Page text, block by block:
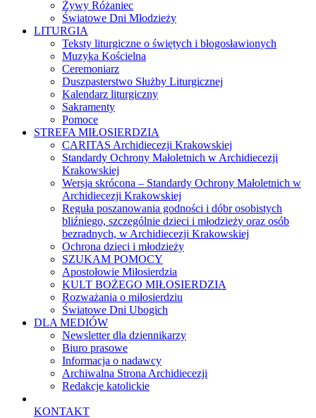
Żywy Różaniec
Światowe Dni Młodzieży
LITURGIA
Teksty liturgiczne o świętych i błogosławionych
Muzyka Kościelna
Ceremoniarz
Duszpasterstwo Służby Liturgicznej
Kalendarz liturgiczny
Sakramenty
Pomoce
STREFA MIŁOSIERDZIA
CARITAS Archidiecezji Krakowskiej
Standardy Ochrony Małoletnich w Archidiecezji
Krakowskiej
Wersja skrócona – Standardy Ochrony Małoletnich w
Archidiecezji Krakowskiej
Reguła poszanowania godności i dóbr osobistych
bliźniego, szczególnie dzieci i młodzieży oraz osób
bezradnych, w Archidiecezji Krakowskiej
Ochrona dzieci i młodzieży
SZUKAM POMOCY
Apostołowie Miłosierdzia
KULT BOŻEGO MIŁOSIERDZIA
Rozważania o miłosierdziu
Światowe Dni Ubogich
DLA MEDIÓW
Newsletter dla dziennikarzy
Biuro prasowe
Informacja o nadawcy
Archiwalna Strona Archidiecezji
Redakcje katolickie
KONTAKT